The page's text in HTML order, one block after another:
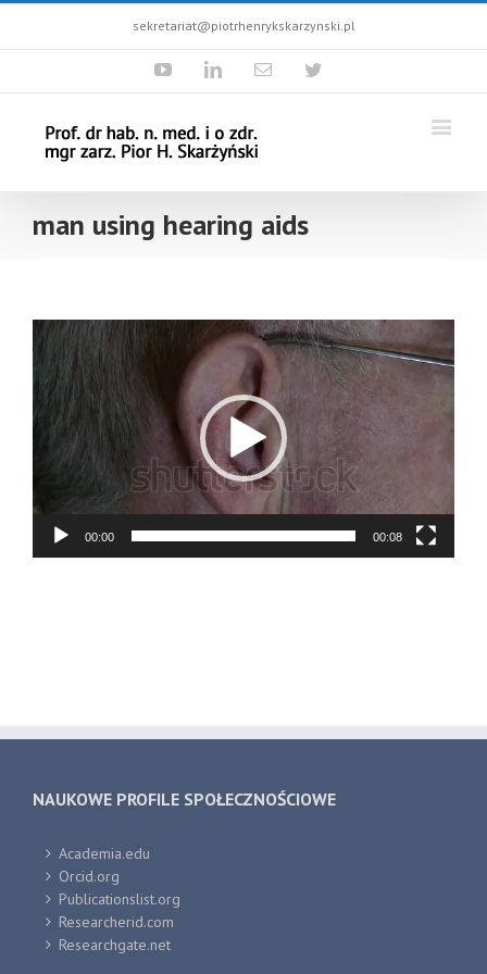
sekretariat@piotrhenrykskarzynski.pl
YoutubeLinkedinEmail Twitter
man using hearing aids
Odtwarzacz
video
00:00 00:08
NAUKOWE PROFILE SPOŁECZNOŚCIOWE
Academia.edu
Orcid.org
Publicationslist.org
Researcherid.com
Researchgate.net